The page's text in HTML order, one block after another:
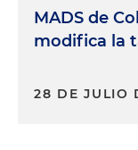
MADS de
modifica la
28 DE JULIO